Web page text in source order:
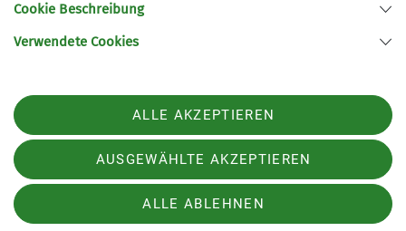
Sektion Schwaben des Deutschen Alpenvereins (DAV) 1869 e. V.
Telefon +497117696366
Datenschutz-Einstellungen
Datenschutz
Impressum
Karriere
Cookie Beschreibung
Verwendete Cookies
ALLE AKZEPTIEREN
AUSGEWÄHLTE AKZEPTIEREN
ALLE ABLEHNEN